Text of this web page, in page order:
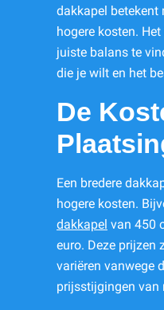
dakkapel betekent
hogere kosten.
juiste balans te
die je wilt en het
De
Een bredere
hogere kosten.
dakkapel van 450
euro. Deze prijzen
variëren vanwege
prijsstijgingen van